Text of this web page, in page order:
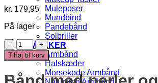
Muleposer
Mundbind
Pandebånd
Solbriller
SMYKKER
Armbånd
Halskæder
Morsekode Armbånd
kr. 179,95
På lager
Hårbånd
med
perler
og
sten
Tilføj til kurv